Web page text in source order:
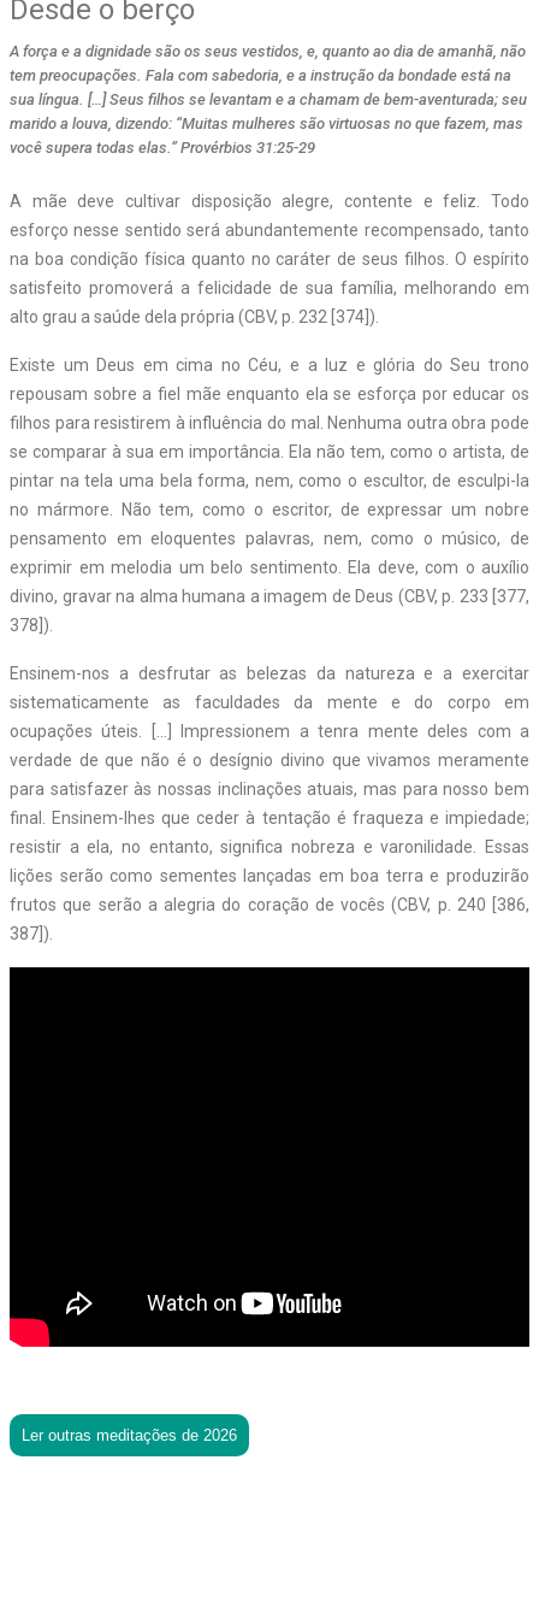
Desde o berço
A força e a dignidade são os seus vestidos, e, quanto ao dia de amanhã, não
tem preocupações. Fala com sabedoria, e a instrução da bondade está na
sua língua. […] Seus filhos se levantam e a chamam de bem-aventurada; seu
marido a louva, dizendo: “Muitas mulheres são virtuosas no que fazem, mas
você supera todas elas.” Provérbios 31:25-29
A mãe deve cultivar disposição alegre, contente e feliz. Todo
esforço nesse sentido será abundantemente recompensado, tanto
na boa condição física quanto no caráter de seus filhos. O espírito
satisfeito promoverá a felicidade de sua família, melhorando em
alto grau a saúde dela própria (CBV, p. 232 [374]).
Existe um Deus em cima no Céu, e a luz e glória do Seu trono
repousam sobre a fiel mãe enquanto ela se esforça por educar os
filhos para resistirem à influência do mal. Nenhuma outra obra pode
se comparar à sua em importância. Ela não tem, como o artista, de
pintar na tela uma bela forma, nem, como o escultor, de esculpi-la
no mármore. Não tem, como o escritor, de expressar um nobre
pensamento em eloquentes palavras, nem, como o músico, de
exprimir em melodia um belo sentimento. Ela deve, com o auxílio
divino, gravar na alma humana a imagem de Deus (CBV, p. 233 [377,
378]).
Ensinem-nos a desfrutar as belezas da natureza e a exercitar
sistematicamente as faculdades da mente e do corpo em
ocupações úteis. […] Impressionem a tenra mente deles com a
verdade de que não é o desígnio divino que vivamos meramente
para satisfazer às nossas inclinações atuais, mas para nosso bem
final. Ensinem-lhes que ceder à tentação é fraqueza e impiedade;
resistir a ela, no entanto, significa nobreza e varonilidade. Essas
lições serão como sementes lançadas em boa terra e produzirão
frutos que serão a alegria do coração de vocês (CBV, p. 240 [386,
387]).
Ler outras meditações de 2026